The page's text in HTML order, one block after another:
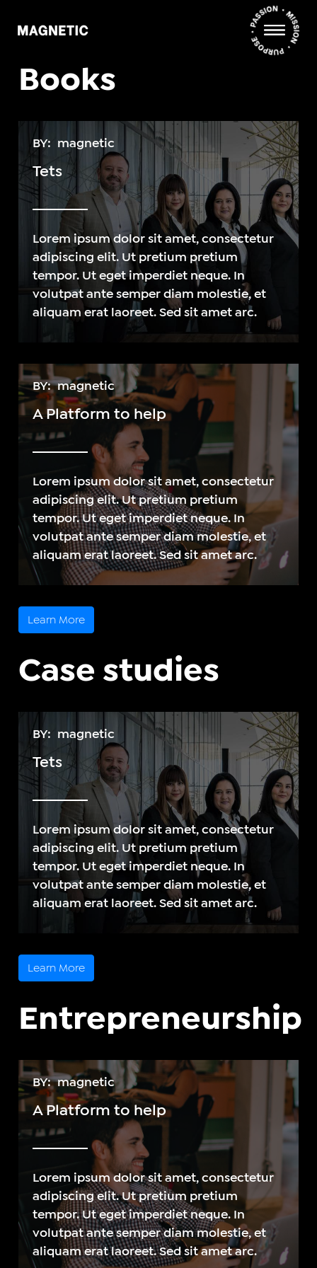
Books
BY: magnetic
Tets
Lorem ipsum dolor sit amet, consectetur
adipiscing elit. Ut pretium pretium
tempor. Ut eget imperdiet neque. In
volutpat ante semper diam molestie, et
aliquam erat laoreet. Sed sit amet arc.
BY: magnetic
A Platform to help
Lorem ipsum dolor sit amet, consectetur
adipiscing elit. Ut pretium pretium
tempor. Ut eget imperdiet neque. In
volutpat ante semper diam molestie, et
aliquam erat laoreet. Sed sit amet arc.
Learn More
Case studies
BY: magnetic
Tets
Lorem ipsum dolor sit amet, consectetur
adipiscing elit. Ut pretium pretium
tempor. Ut eget imperdiet neque. In
volutpat ante semper diam molestie, et
aliquam erat laoreet. Sed sit amet arc.
Learn More
Entrepreneurship
BY: magnetic
A Platform to help
Lorem ipsum dolor sit amet, consectetur
adipiscing elit. Ut pretium pretium
tempor. Ut eget imperdiet neque. In
volutpat ante semper diam molestie, et
aliquam erat laoreet. Sed sit amet arc.